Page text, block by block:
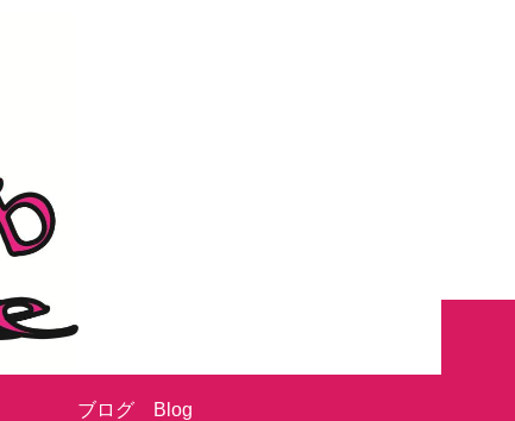
ブログ Blog